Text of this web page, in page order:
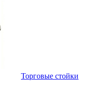
Торговые стойки